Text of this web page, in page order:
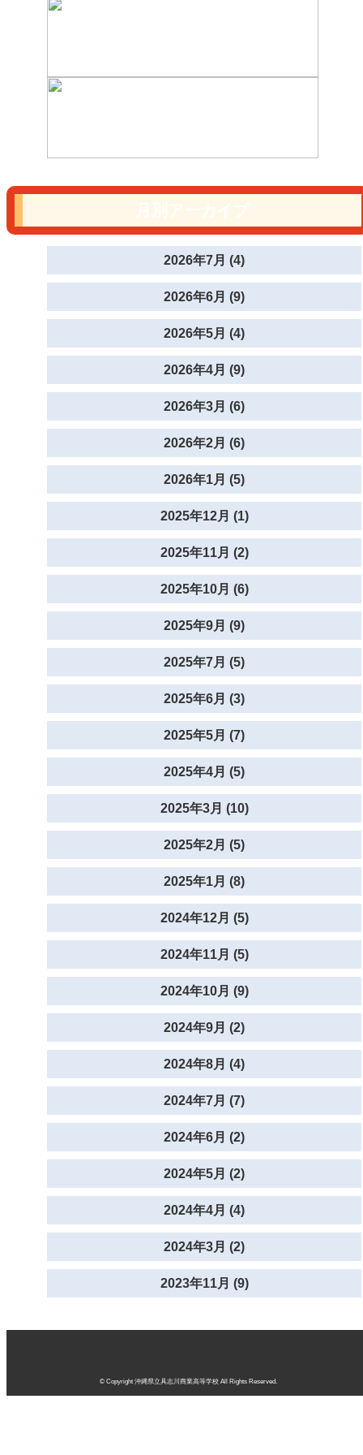
2026年7月 (4)
2026年6月 (9)
2026年5月 (4)
2026年4月 (9)
2026年3月 (6)
2026年2月 (6)
2026年1月 (5)
2025年12月 (1)
2025年11月 (2)
2025年10月 (6)
2025年9月 (9)
2025年7月 (5)
2025年6月 (3)
2025年5月 (7)
2025年4月 (5)
2025年3月 (10)
2025年2月 (5)
2025年1月 (8)
2024年12月 (5)
2024年11月 (5)
2024年10月 (9)
2024年9月 (2)
2024年8月 (4)
2024年7月 (7)
2024年6月 (2)
2024年5月 (2)
2024年4月 (4)
2024年3月 (2)
2023年11月 (9)
© Copyright 沖縄県立具志川商業高等学校 All Rights Reserved.